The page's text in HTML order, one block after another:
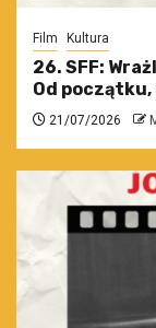
Film Kultura
26. SFF:
Od
21/07/2026